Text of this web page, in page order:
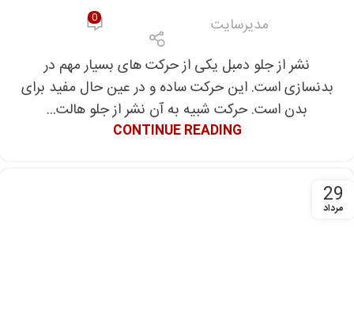
مدیرسایت 0
نشر از جلو دمبل یکی از حرکت های بسیار مهم در
بدنسازی است. این حرکت ساده و در عین حال مفید برای
بدن است. حرکت شبیه به آن نشر از جلو هالت...
CONTINUE READING
29
مرداد